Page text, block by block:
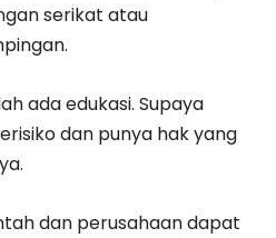
serikat atau
ada edukasi. Supaya
dan punya hak yang
dan perusahaan dapat